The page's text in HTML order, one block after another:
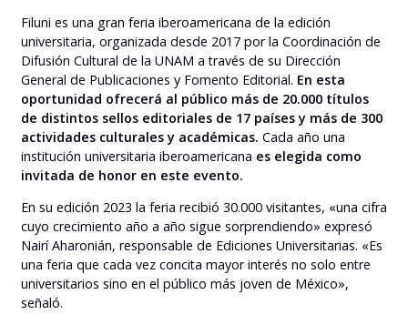
Filuni es una gran feria iberoamericana de la edición
universitaria, organizada desde 2017 por la Coordinación de
Difusión Cultural de la UNAM a través de su Dirección
General de Publicaciones y Fomento Editorial. En esta
oportunidad ofrecerá al público más de 20.000 títulos
de distintos sellos editoriales de 17 países y más de 300
actividades culturales y académicas. Cada año una
institución universitaria iberoamericana es elegida como
invitada de honor en este evento.
En su edición 2023 la feria recibió 30.000 visitantes, «una cifra
cuyo crecimiento año a año sigue sorprendiendo» expresó
Nairí Aharonián, responsable de Ediciones Universitarias. «Es
una feria que cada vez concita mayor interés no solo entre
universitarios sino en el público más joven de México»,
señaló.